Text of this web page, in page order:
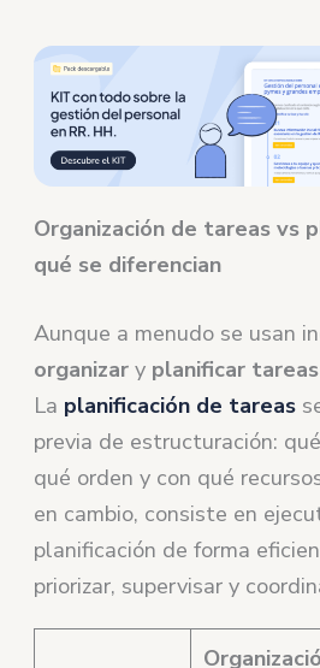
Organización de tareas vs
qué se diferencian
Aunque a menudo se usan
organizar y planificar tareas
La planificación de tareas
previa de estructuración:
qué orden y con qué
en cambio, consiste en
planificación de forma
priorizar, supervisar y